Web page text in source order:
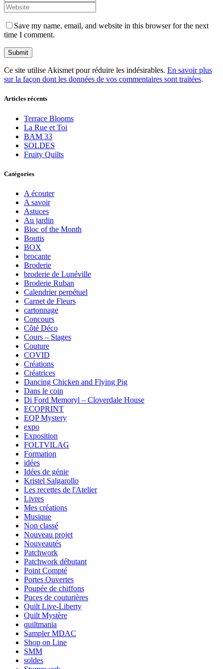
Save my name, email, and website in this browser for the next
time I comment.
Ce site utilise Akismet pour réduire les indésirables. En savoir plus
sur la façon dont les données de vos commentaires sont traitées.
Articles récents
Terrace Blooms
La Rue et Toi
BAM 33
SOLDES
Fruity Quilts
Catégories
A écouter
A savoir
Astuces
Au jardin
Bloc of the Month
Boutis
BOX
brocante
Broderie
broderie de Lunéville
Broderie Ruban
Calendrier perpétuel
Carnet de Fleurs
cartonnage
Concours
Côté Déco
Cours – Stages
Couture
COVID
Créations
Créatrices
Dancing Chicken and Flying Pig
Dans le coin
Di Ford Memoryl – Cloverdale House
ECOPRINT
EQP Mystery
expo
Exposition
FOLTVILAG
Formation
idées
Idées de génie
Kristel Salgarollo
Les recettes de l'Atelier
Livres
Mes créations
Musique
Non classé
Nouveau projet
Nouveautés
Patchwork
Patchwork débutant
Point Compté
Portes Ouvertes
Poupée de chiffons
Puces de couturières
Quilt Live-Liberty
Quilt Mystère
quiltmania
Sampler MDAC
Shop on Line
SMM
soldes